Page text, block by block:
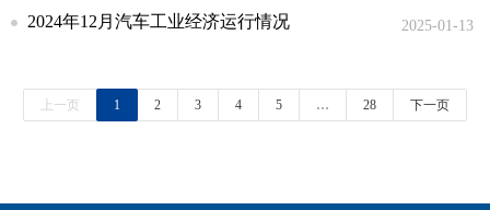
2024年12月汽车工业经济运行情况 2025-01-13
上一页 1 2 3 4 5 … 28 下一页